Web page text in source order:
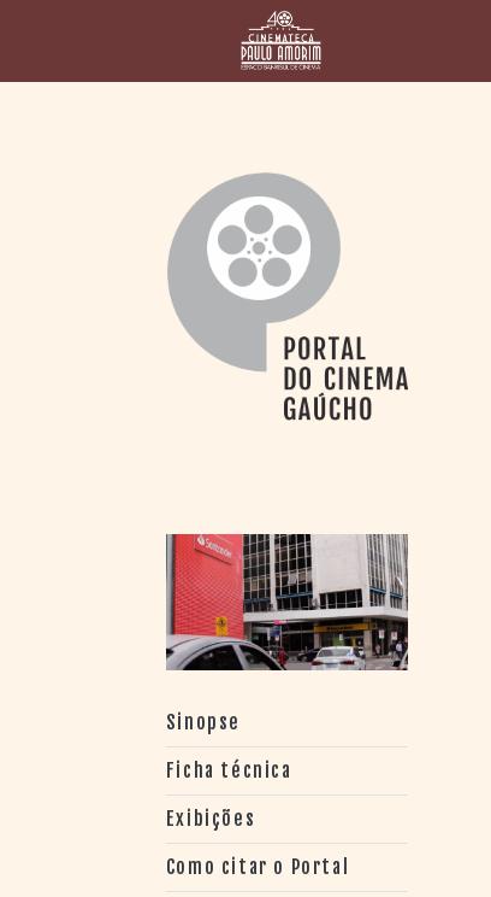
PAULO AMORIM
> HOMENAGEADOS
> ASSOCIAÇÃO DOS
> BIBLIOTECA
ROMEU GRIMALDI
CINEMA GAÚCHO
> APRESENTAÇÃO
> LISTA DE FILMES
> FILMOGRAFIAS DE
> DISCOGRAFIAS
CONTATO E
Sinopse
Ficha técnica
Exibições
Como citar o Portal